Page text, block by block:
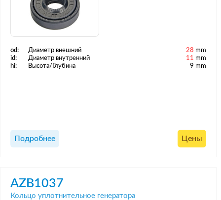
od: Диаметр внешний 28 mm
id:
Диаметр внутренний 11
mm
hi:
Высота/Глубина 9 mm
Подробнее Цены
AZB1037
Кольцо уплотнительное генератора